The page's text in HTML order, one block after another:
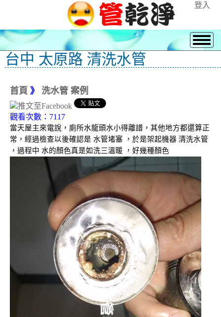
登入
台中 太原路 清洗水管
首頁 》 洗水管 案例
觀看次數：7117
當天屋主來電說，廁所水龍頭水小得離譜，其他地方都還算正
常，經過檢查以後確認是 水管堵塞 ，於是架起機器 清洗水管
，過程中 水的顏色真是如洗三溫暖 ，好幾種顏色